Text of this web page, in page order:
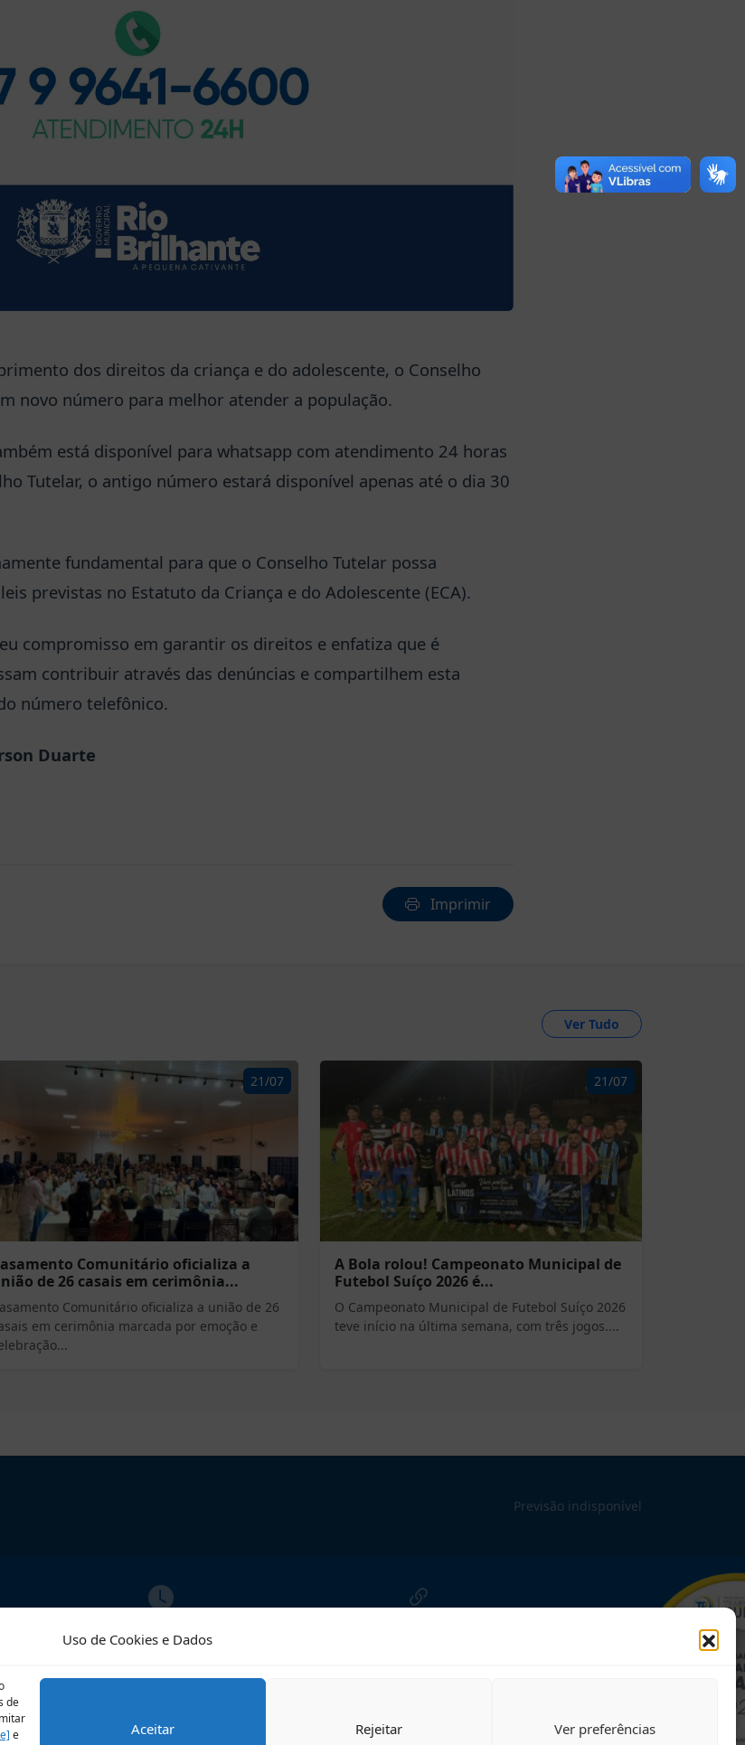
Uso de Cookies e Dados
de
e
Aceitar Rejeitar Ver preferências
dos direitos da criança e do adolescente, o Conselho
novo número para melhor atender a população.
está disponível para whatsapp com atendimento 24 horas
Tutelar, o antigo número estará disponível apenas até o dia 30
fundamental para que o Conselho Tutelar possa
previstas no Estatuto da Criança e do Adolescente (ECA).
compromisso em garantir os direitos e enfatiza que é
contribuir através das denúncias e compartilhem esta
número telefônico.
Duarte
Imprimir
Ver Tudo
21/07
Comunitário oficializa a
de 26 casais em cerimônia...
Comunitário oficializa a união de 26
em cerimônia marcada por emoção e
21/07
A Bola rolou! Campeonato Municipal de
Futebol Suíço 2026 é...
O Campeonato Municipal de Futebol Suíço 2026
teve início na última semana, com três jogos....
Previsão indisponível
ATENDIMENTO
07:00 às 13:00